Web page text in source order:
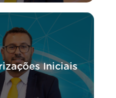
Iniciais